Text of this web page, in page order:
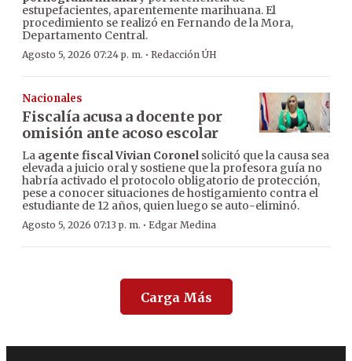
estupefacientes, aparentemente marihuana. El
procedimiento se realizó en Fernando de la Mora,
Departamento Central.
Agosto 5, 2026 07:24 p. m. · Redacción ÚH
Nacionales
Fiscalía acusa a docente por
omisión ante acoso escolar
La agente fiscal Vivian Coronelsolicitó que la causa sea
elevada a juicio oral y sostiene que la profesora guía no
habría activado el protocolo obligatorio de protección,
pese a conocer situaciones de hostigamiento contra el
estudiante de 12 años, quien luego se auto-eliminó.
Agosto 5, 2026 07:13 p. m. · Edgar Medina
Carga Más